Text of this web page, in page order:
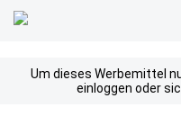
Um dieses Werbemittel
einloggen oder